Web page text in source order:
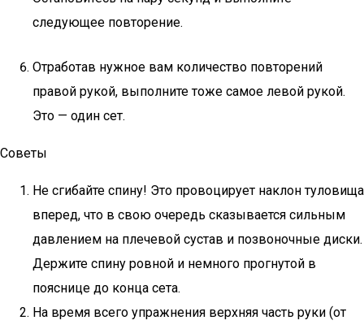
следующее повторение.
Отработав нужное вам количество повторений
правой рукой, выполните тоже самое левой рукой.
Это — один сет.
Советы
Не сгибайте спину! Это провоцирует наклон туловища
вперед, что в свою очередь сказывается сильным
давлением на плечевой сустав и позвоночные диски.
Держите спину ровной и немного прогнутой в
пояснице до конца сета.
На время всего упражнения верхняя часть руки (от